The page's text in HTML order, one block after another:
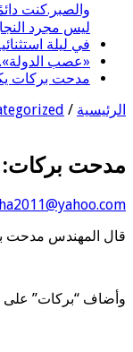
والصبر.كنت
ليس مجرد
في ليلة
«عصب
مدحت بركات
الرئيسية /
مدحت بركات:
قال المهندس مدحت
وأضاف “بركات” على